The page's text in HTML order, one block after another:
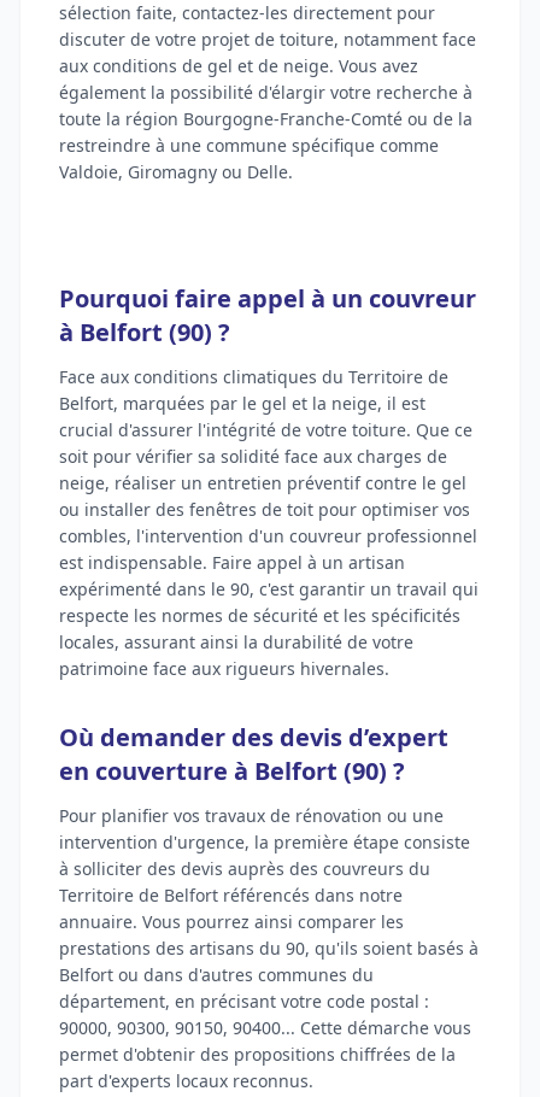
sélection faite, contactez-les directement pour
discuter de votre projet de toiture, notamment face
aux conditions de gel et de neige. Vous avez
également la possibilité d'élargir votre recherche à
toute la région Bourgogne-Franche-Comté ou de la
restreindre à une commune spécifique comme
Valdoie, Giromagny ou Delle.
Pourquoi faire appel à un couvreur
à Belfort (90) ?
Face aux conditions climatiques du Territoire de
Belfort, marquées par le gel et la neige, il est
crucial d'assurer l'intégrité de votre toiture. Que ce
soit pour vérifier sa solidité face aux charges de
neige, réaliser un entretien préventif contre le gel
ou installer des fenêtres de toit pour optimiser vos
combles, l'intervention d'un couvreur professionnel
est indispensable. Faire appel à un artisan
expérimenté dans le 90, c'est garantir un travail qui
respecte les normes de sécurité et les spécificités
locales, assurant ainsi la durabilité de votre
patrimoine face aux rigueurs hivernales.
Où demander des devis d’expert
en couverture à Belfort (90) ?
Pour planifier vos travaux de rénovation ou une
intervention d'urgence, la première étape consiste
à solliciter des devis auprès des couvreurs du
Territoire de Belfort référencés dans notre
annuaire. Vous pourrez ainsi comparer les
prestations des artisans du 90, qu'ils soient basés à
Belfort ou dans d'autres communes du
département, en précisant votre code postal :
90000, 90300, 90150, 90400... Cette démarche vous
permet d'obtenir des propositions chiffrées de la
part d'experts locaux reconnus.